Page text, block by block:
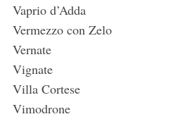
Vaprio d’Adda
Vermezzo con Zelo
Vernate
Vignate
Villa Cortese
Vimodrone